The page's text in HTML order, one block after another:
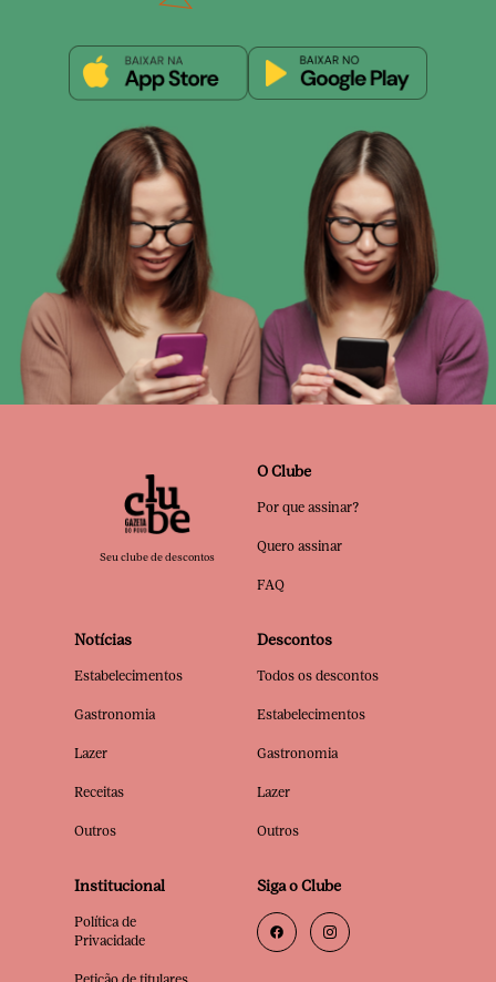
Seu clube de descontos
O Clube
Por que assinar?
Quero assinar
FAQ
Notícias
Estabelecimentos
Gastronomia
Lazer
Receitas
Outros
Descontos
Todos os descontos
Estabelecimentos
Gastronomia
Lazer
Outros
Institucional
Política de
Privacidade
Siga o Clube